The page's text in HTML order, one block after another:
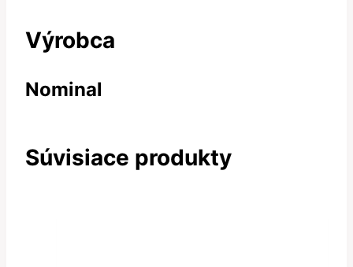
Výrobca
Nominal
Súvisiace produkty